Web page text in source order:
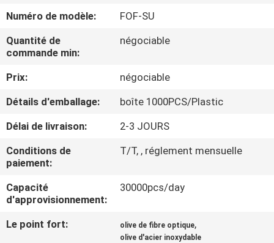
NOUS
D'USINE
CONTRÔLE
DE
QUALITÉ
CONTACTEZ-
NOUS
Numéro de modèle:
FOF-SU
Quantité de
commande min:
négociable
Prix:
négociable
Détails d'emballage:
boîte 1000PCS/Plastic
Délai de livraison:
2-3 JOURS
Conditions de
paiement:
T/T, , réglement mensuelle
Capacité
d'approvisionnement:
30000pcs/day
Le point fort: olive de fibre optique,
olive d'acier inoxydable